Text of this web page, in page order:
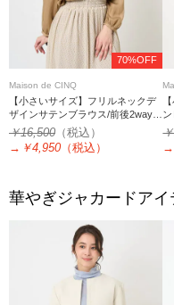
70%OFF
Maison de CINQ
【小さいサイズ】フリルネックデ
ザインサテンブラウス/前後2way/
接触冷感/洗える/セットアップ対応
￥16,500 （税込）
→ ￥4,950 （税込）
ン
→
華やぎジャカードアイ